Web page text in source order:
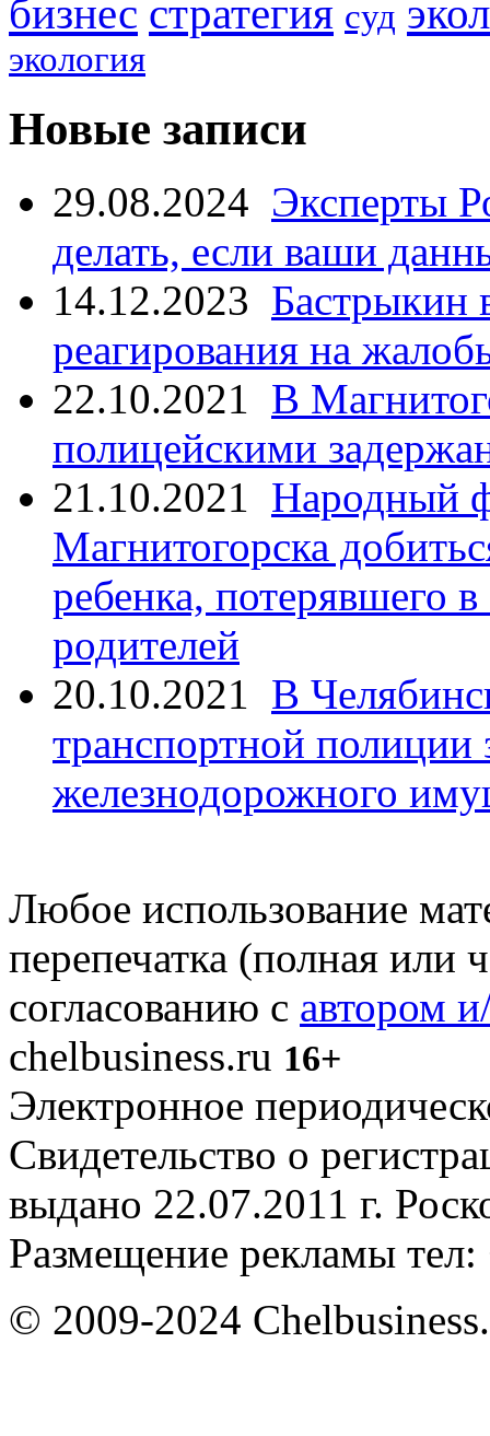
бизнес стратегия суд
экология
Новые записи
29.08.2024 Эксперты
делать, если ваши
14.12.2023 Бастрыкин
реагирования на
22.10.2021 В
полицейскими
21.10.2021 Народный
Магнитогорска
ребенка, потерявшего
родителей
20.10.2021 В
транспортной
железнодорожного
Любое использование
перепечатка (полная или
согласованию с автором
chelbusiness.ru 16+
Электронное
Свидетельство о
выдано 22.07.2011 г.
Размещение рекламы
© 2009-2024